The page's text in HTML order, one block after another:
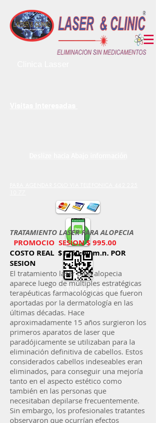
Confirma Tu Cita por Estos Medios
TRATAMIENTO LASER PARA ALOPECIA
PROMOCIO SESION $ 995.00
COSTO REAL $1250.00 m.n. POR
SESION
El tratamiento laser para alopecia
aparece luego de múltiples estratégicas
terapéuticas farmacológicas que fueron
aportadas por la dermatología en las
últimas décadas. Hace
aproximadamente 15 años surgieron los
primeros aparatos de laser que
paradójicamente se utilizaban para la
eliminación definitiva de cabellos. Estos
considerados cabellos indeseables eran
eliminados, para conseguir una mejoría
tanto en el aspecto estético como
también en las personas que
necesitaban depilarse frecuentemente.
Sin embargo, los profesionales tratantes
observaron que ocurrían efectos